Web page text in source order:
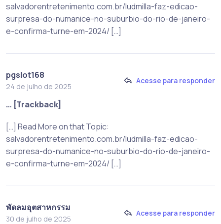
salvadorentretenimento.com.br/ludmilla-faz-edicao-
surpresa-do-numanice-no-suburbio-do-rio-de-janeiro-
e-confirma-turne-em-2024/ […]
pgslot168
24 de julho de 2025
Acesse para responder
… [Trackback]
[…] Read More on that Topic:
salvadorentretenimento.com.br/ludmilla-faz-edicao-
surpresa-do-numanice-no-suburbio-do-rio-de-janeiro-
e-confirma-turne-em-2024/ […]
พัดลมอุตสาหกรรม
30 de julho de 2025
Acesse para responder